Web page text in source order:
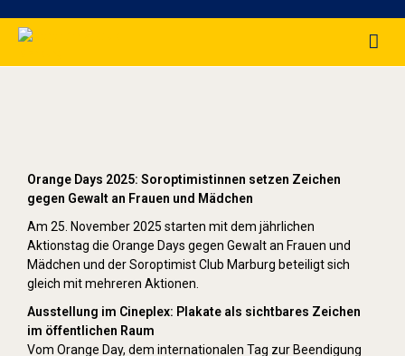
Orange Days 2025: Soroptimistinnen setzen Zeichen
gegen Gewalt an Frauen und Mädchen
Am 25. November 2025 starten mit dem jährlichen
Aktionstag die Orange Days gegen Gewalt an Frauen und
Mädchen und der Soroptimist Club Marburg beteiligt sich
gleich mit mehreren Aktionen.
Ausstellung im Cineplex: Plakate als sichtbares Zeichen
im öffentlichen Raum
Vom Orange Day, dem internationalen Tag zur Beendigung